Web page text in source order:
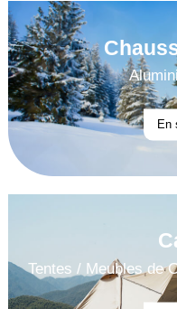
En
Tentes / Meubles de